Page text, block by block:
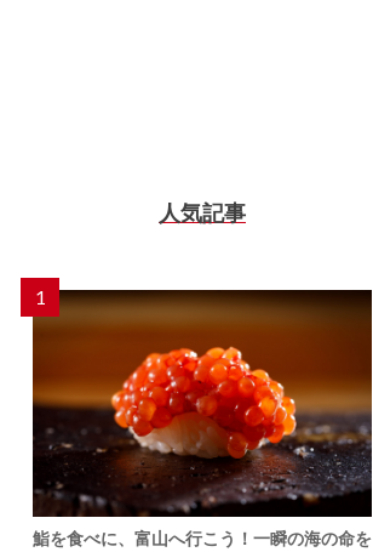
人気記事
1
鮨を食べに、富山へ行こう！一瞬の海の命を